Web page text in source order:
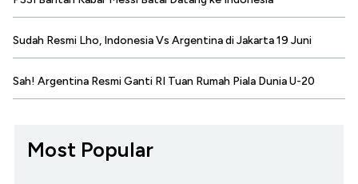
Sudah Resmi Lho, Indonesia Vs Argentina di Jakarta 19 Juni
Sah! Argentina Resmi Ganti RI Tuan Rumah Piala Dunia U-20
Most Popular